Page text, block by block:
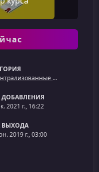
Децентрализованные приложения (dApps) / 'Web 3'
ДОБАВЛЕНИЯ
2021 г., 16:22
ВЫХОДА
2019 г., 03:00